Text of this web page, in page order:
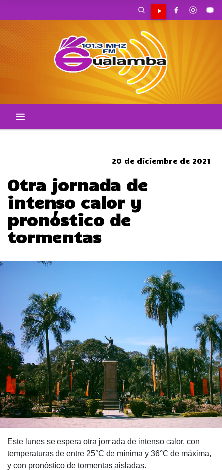
20 de diciembre de 2021
Otra jornada de
intenso calor y
pronóstico de
tormentas
Este lunes se espera otra jornada de intenso calor, con
temperaturas de entre 25°C de mínima y 36°C de máxima,
y con pronóstico de tormentas aisladas.